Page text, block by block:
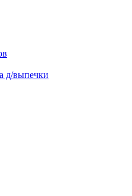
д/выпечки